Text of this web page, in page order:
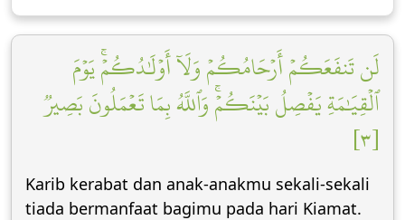
لَن تَنفَعَكُمۡ أَرۡحَامُكُمۡ وَلَآ أَوۡلَٰدُكُمۡۚ يَوۡمَ
ٱلۡقِيَٰمَةِ يَفۡصِلُ بَيۡنَكُمۡۚ وَٱللَّهُ بِمَا تَعۡمَلُونَ بَصِيرٞ
[٣]
Karib kerabat dan anak-anakmu sekali-sekali
tiada bermanfaat bagimu pada hari Kiamat.